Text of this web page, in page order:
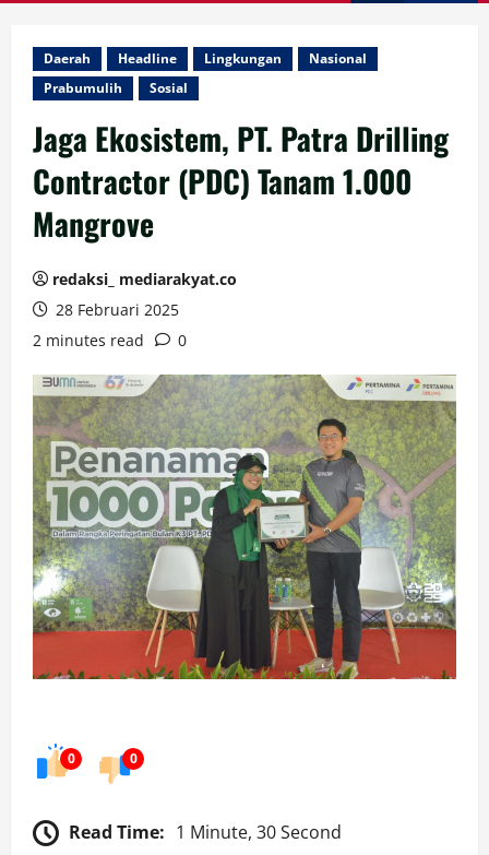
Daerah Headline Lingkungan
Nasional
Prabumulih
Sosial
Jaga Ekosistem, PT. Patra Drilling
Contractor (PDC) Tanam 1.000
Mangrove
redaksi_ mediarakyat.co
28 Februari 2025
2 minutes read
0
0 0
Read Time: 1 Minute, 30 Second